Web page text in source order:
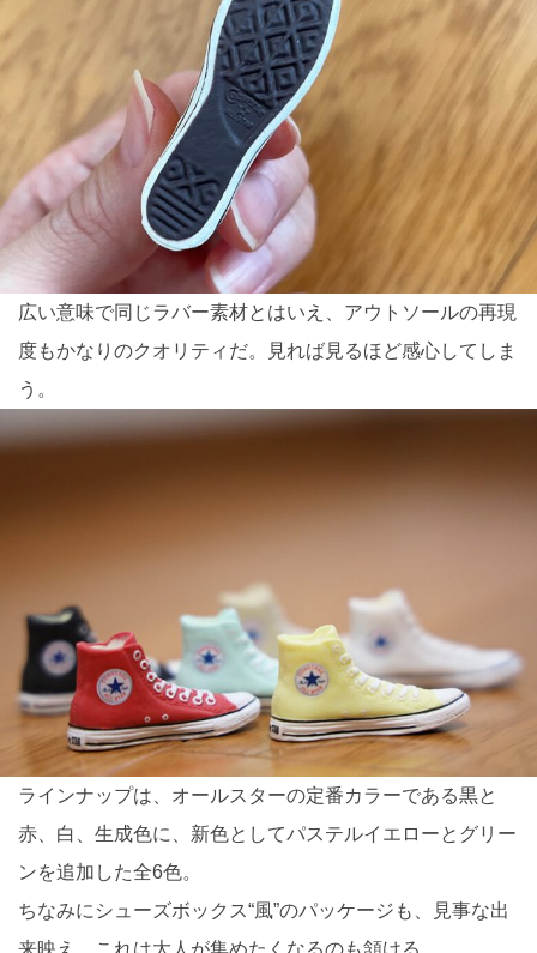
広い意味で同じラバー素材とはいえ、アウトソールの再現
度もかなりのクオリティだ。見れば見るほど感心してしま
う。
ラインナップは、オールスターの定番カラーである黒と
赤、白、生成色に、新色としてパステルイエローとグリー
ンを追加した全6色。
ちなみにシューズボックス“風”のパッケージも、見事な出
来映え。これは大人が集めたくなるのも頷ける。